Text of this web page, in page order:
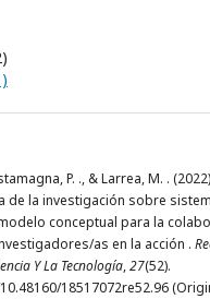
P. ., & Larrea, M. .
de la investigación sobre
conceptual para la
as en la acción .
Y La Tecnología,27(52).
18517072re52.96